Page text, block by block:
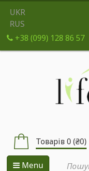
UKR
RUS
+38 (099) 128 86 57
Товарів 0 (₴0)
Menu